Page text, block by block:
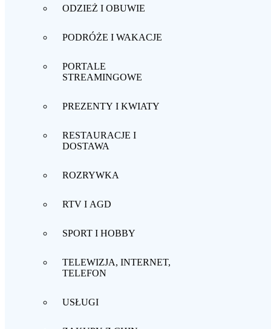
ODZIEŻ I OBUWIE
PODRÓŻE I WAKACJE
PORTALE
STREAMINGOWE
PREZENTY I KWIATY
RESTAURACJE I
DOSTAWA
ROZRYWKA
RTV I AGD
SPORT I HOBBY
TELEWIZJA, INTERNET,
TELEFON
USŁUGI